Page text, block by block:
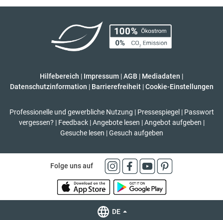
Hilfebereich | Impressum |AGB | Mediadaten |
Datenschutzinformation | Barrierefreiheit | Cookie-Einstellungen
Professionelle und gewerbliche Nutzung | Pressespiegel | Passwort
vergessen? | Feedback | Angebote lesen | Angebot aufgeben |
Gesuche lesen | Gesuch aufgeben
Folge uns auf
DE